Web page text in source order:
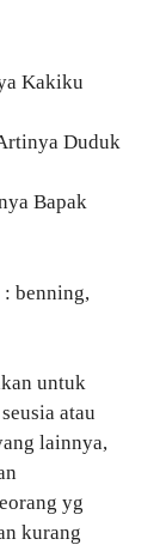
Kakiku
Duduk
Bapak
: benning,
untuk
atau
lainnya,
yg
kurang